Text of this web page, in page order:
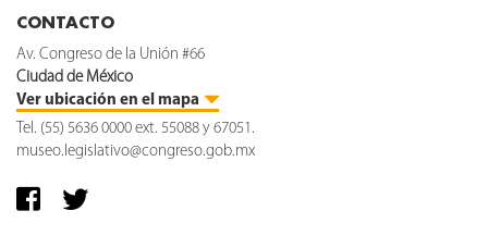
CONTACTO
Av. Congreso de la Unión #66
Ciudad de México
Ver ubicación en el mapa
Tel. (55) 5636 0000 ext. 55088 y 67051.
museo.legislativo@congreso.gob.mx